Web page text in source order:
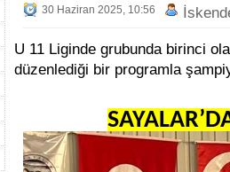
30 Haziran 2025, 10:56
U 11 Liginde grubunda birinci
düzenlediği bir programla